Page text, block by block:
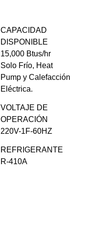
CAPACIDAD
DISPONIBLE
15,000 Btus/hr
Solo Frío, Heat
Pump y Calefacción
Eléctrica.
VOLTAJE DE
OPERACIÓN
220V-1F-60HZ
REFRIGERANTE
R-410A